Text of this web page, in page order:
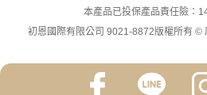
本產品已投保產品責任險：
初恩國際有限公司 9021-8872版權所有 ©